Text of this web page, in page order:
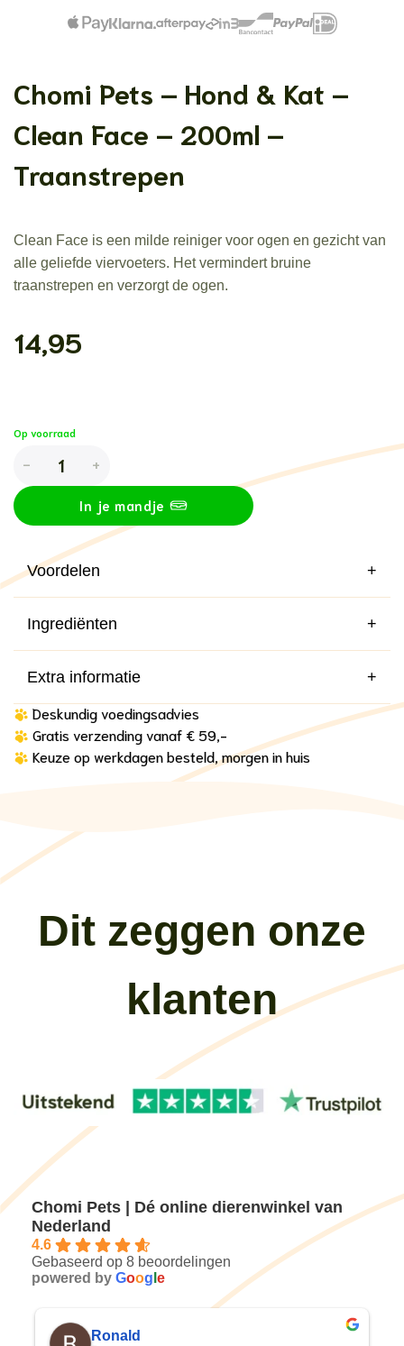
Chomi Pets – Hond & Kat –
Clean Face – 200ml –
Traanstrepen
Clean Face is een milde reiniger voor ogen en gezicht van
alle geliefde viervoeters. Het vermindert bruine
traanstrepen en verzorgt de ogen.
14,95
Op voorraad
Chomi Pets - Hond & Kat - Clean Face - 200ml - Traanstrepen
In je mandje
Voordelen +
Ingrediënten +
Extra informatie +
Deskundig voedingsadvies
Gratis verzending vanaf € 59,-
Keuze op werkdagen besteld, morgen in huis
Dit zeggen onze
klanten
Chomi Pets | Dé online dierenwinkel van
Nederland
4.6
Gebaseerd op 8 beoordelingen
powered by Goog e
Bram Meerman